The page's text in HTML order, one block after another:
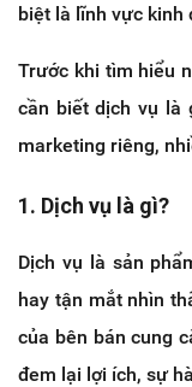
biệt là lĩnh vực kinh
Trước khi tìm hiểu
cần biết dịch vụ là
marketing riêng,
1. Dịch vụ là gì?
Dịch vụ là sản
hay tận mắt nhìn
của bên bán cung
đem lại lợi ích, sự